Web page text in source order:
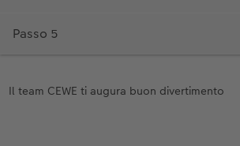
Il team CEWE ti augura buon divertimento